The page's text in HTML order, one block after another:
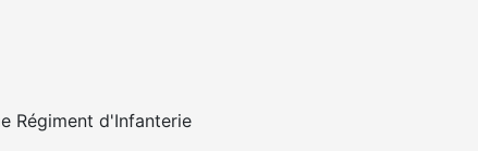
Régiment d'Infanterie